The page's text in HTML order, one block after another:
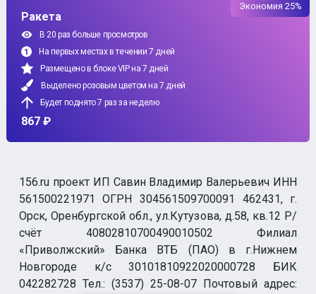
Ракета
В 20 раз больше просмотров
На первых местах в течении 7 дней
Размещено в блоке VIP на 7 дней
Выделено розовым цветом на 7 дней
Будет поднято 7 раз за неделю
867 ₽
Экономия 25%
156.ru проект ИП Савин Владимир Валерьевич ИНН
561500221971 ОГРН 304561509700091 462431, г.
Орск, Оренбургской обл., ул.Кутузова, д.58, кв.12 Р/
счёт 40802810700490010502 Филиал
«Приволжский» Банка ВТБ (ПАО) в г.Нижнем
Новгороде к/с 30101810922020000728 БИК
042282728 Тел.: (3537) 25-08-07 Почтовый адрес: